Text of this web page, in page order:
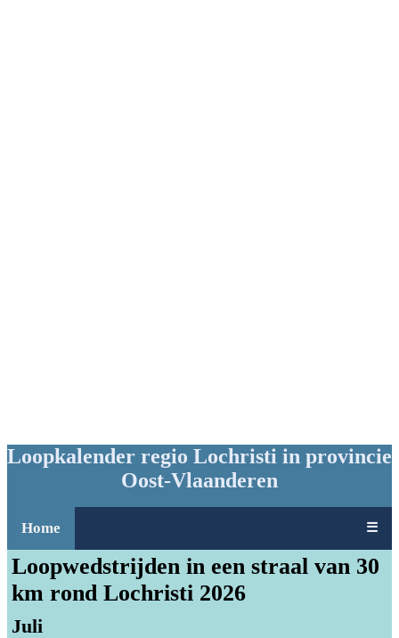
Loopkalender regio Lochristi in provincie
Oost-Vlaanderen
Home ☰
Loopwedstrijden in een straal van 30
km rond Lochristi 2026
Juli